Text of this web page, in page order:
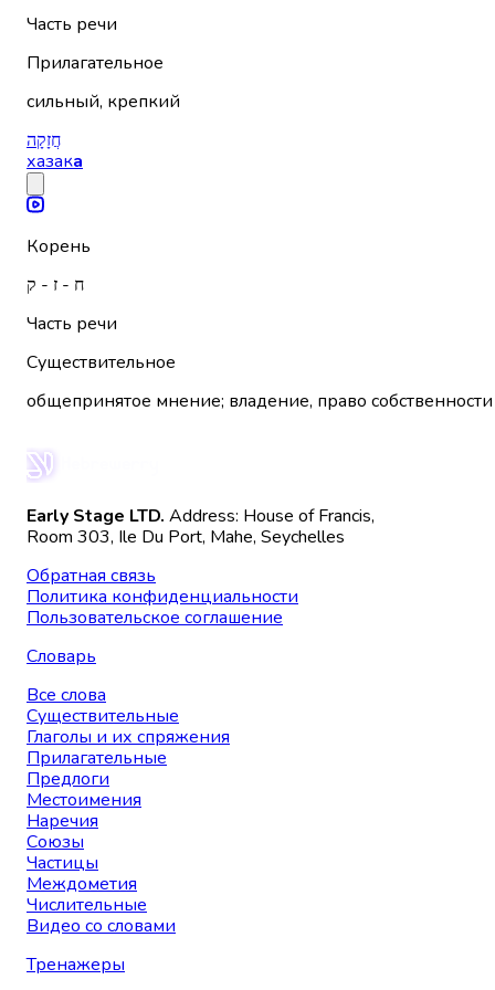
Часть речи
Прилагательное
сильный, крепкий
חֲזָקָה
хазака
Корень
ח - ז - ק
Часть речи
Существительное
общепринятое мнение; владение, право собственности
Early Stage LTD. Address: House of Francis,
Room 303, Ile Du Port, Mahe, Seychelles
Обратная связь
Политика конфиденциальности
Пользовательское соглашение
Словарь
Все слова
Существительные
Глаголы и их спряжения
Прилагательные
Предлоги
Местоимения
Наречия
Союзы
Частицы
Междометия
Числительные
Видео со словами
Тренажеры